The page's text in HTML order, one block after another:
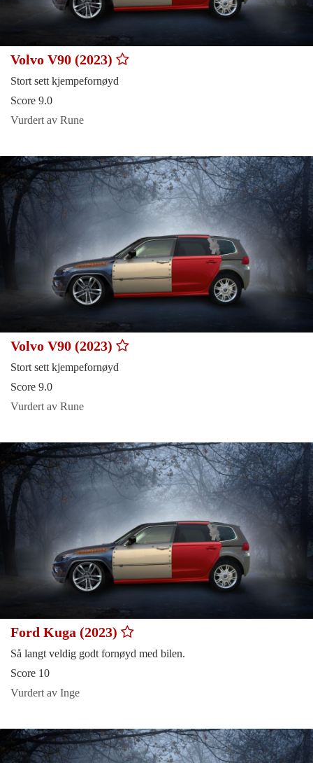
Volvo V90 (2023)
Stort sett kjempefornøyd
Score 9.0
Vurdert av Rune
Volvo V90 (2023)
Stort sett kjempefornøyd
Score 9.0
Vurdert av Rune
Ford Kuga (2023)
Så langt veldig godt fornøyd med bilen.
Score 10
Vurdert av Inge